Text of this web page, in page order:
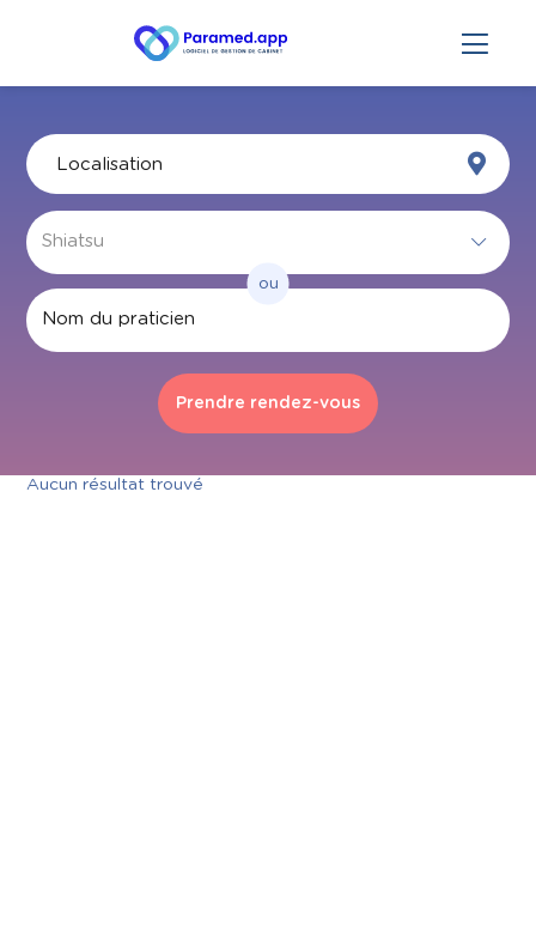
Par nom
ou
Aucun résultat trouvé